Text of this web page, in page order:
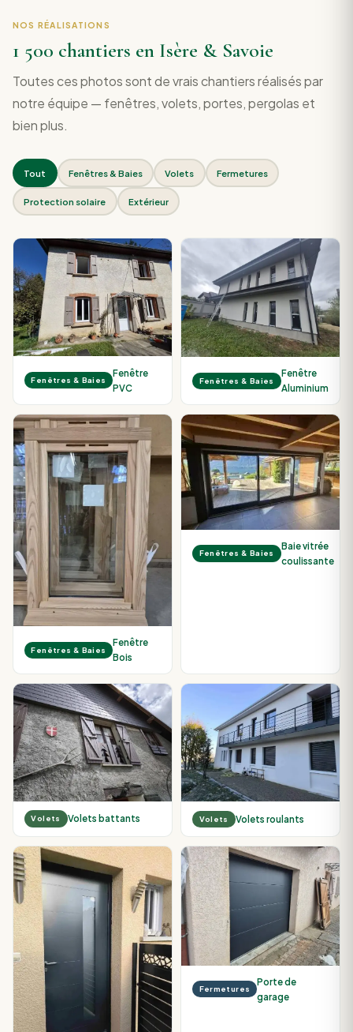
NOS RÉALISATIONS
1 500 chantiers en Isère & Savoie
Toutes ces photos sont de vrais chantiers réalisés par
notre équipe — fenêtres, volets, portes, pergolas et
bien plus.
Tout Fenêtres & Baies Volets Fermetures
Protection solaire Extérieur
Fenêtres & Baies
Fenêtre
PVC
Fenêtres & Baies
Fenêtre
Aluminium
Fenêtres & Baies
Fenêtre
Bois
Fenêtres & Baies
Baie vitrée
coulissante
Volets Volets battants Volets Volets roulants
Fermetures
Porte de
garage